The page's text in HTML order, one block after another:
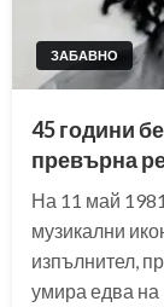
ЗАБАВНО
45 години
превърна
На 11 май
музикални
изпълнител,
умира едва на